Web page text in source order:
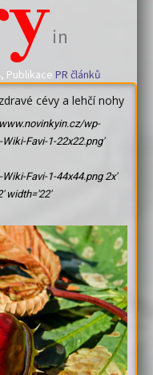
in
Publikace PR článků
cévy a lehčí nohy
wp-
Favi-1-22x22.png'
Favi-1-44x44.png 2x'
width='22'